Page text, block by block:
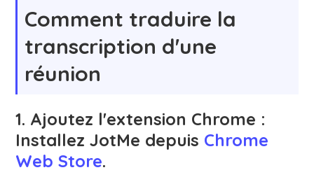
Comment traduire la
transcription d'une
réunion
1. Ajoutez l'extension Chrome :
Installez JotMe depuis Chrome
Web Store.